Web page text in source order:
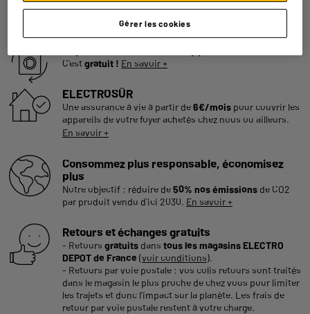
Garantie :2 ans
août 2028
C'estgratuit ! En savoir +
ELECTROSÛR
Une assurance à vie à partir de6€/mois pour couvrir les
appareils de votre foyer achetés chez nous ou ailleurs.
En savoir +
Consommez plus responsable, économisez
plus
Notre objectif : réduire de50% nos émissions de CO2
par produit vendu d'ici 2030. En savoir +
Retours et échanges gratuits
- Retours gratuits dans tous les magasins ELECTRO
DEPOT de France (voir conditions).
- Retours par voie postale : vos colis retours sont traités
dans le magasin le plus proche de chez vous pour limiter
les trajets et donc l’impact sur la planète. Les frais de
retour par voie postale restent à votre charge.
Gérer les cookies